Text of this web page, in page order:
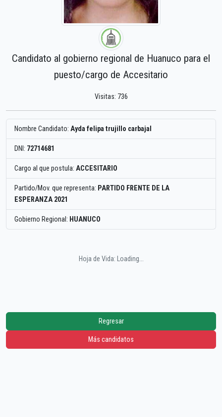
Candidato al gobierno regional de Huanuco para el
puesto/cargo de Accesitario
Visitas: 736
Nombre Candidato: Ayda felipa trujillo carbajal
DNI: 72714681
Cargo al que postula: ACCESITARIO
Partido/Mov. que representa: PARTIDO FRENTE DE LA
ESPERANZA 2021
Gobierno Regional: HUANUCO
Hoja de Vida: Loading...
Regresar
Más candidatos